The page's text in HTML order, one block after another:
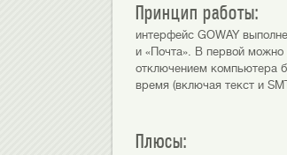
Принцип работы:
интерфейс GOWAY
и «Почта». В первой можно
отключением компьютера
время (включая текст и
Плюсы: